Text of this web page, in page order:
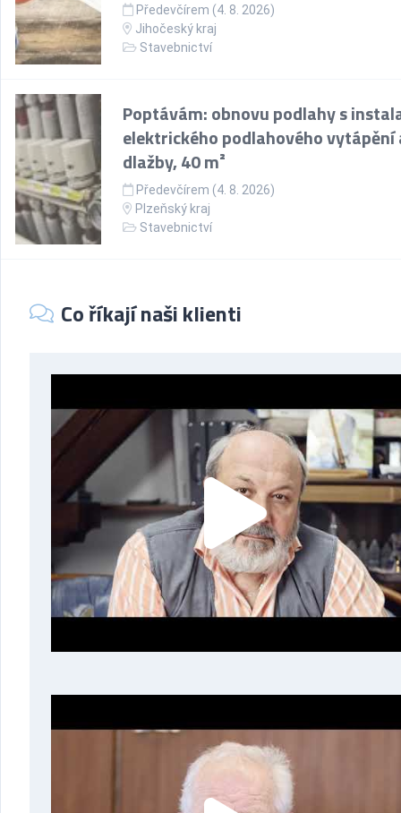
Předevčírem (4. 8. 2026)
Jihočeský kraj
Stavebnictví
Poptávám: obnovu podlahy s
elektrického podlahového vytápění
dlažby, 40 m²
Předevčírem (4. 8. 2026)
Plzeňský kraj
Stavebnictví
Co říkají naši klienti